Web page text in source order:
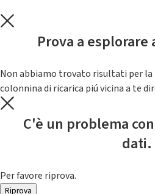
Prova a
Non abbiamo trovato risultati per la
colonnina di ricarica piú vicina a te
C'è un problema
dati.
Per favore riprova.
Riprova